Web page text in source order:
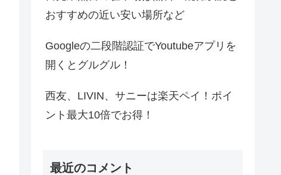
おすすめの近い安い場所など
Googleの二段階認証でYoutubeアプリを
開くとグルグル！
西友、LIVIN、サニーは楽天ペイ！ポイ
ント最大10倍でお得！
最近のコメント